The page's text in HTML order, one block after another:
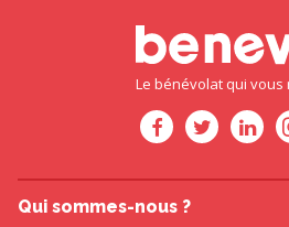
Le bénévolat qui vous
Qui sommes-nous ?